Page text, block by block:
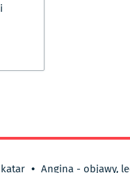
• Angina - objawy,